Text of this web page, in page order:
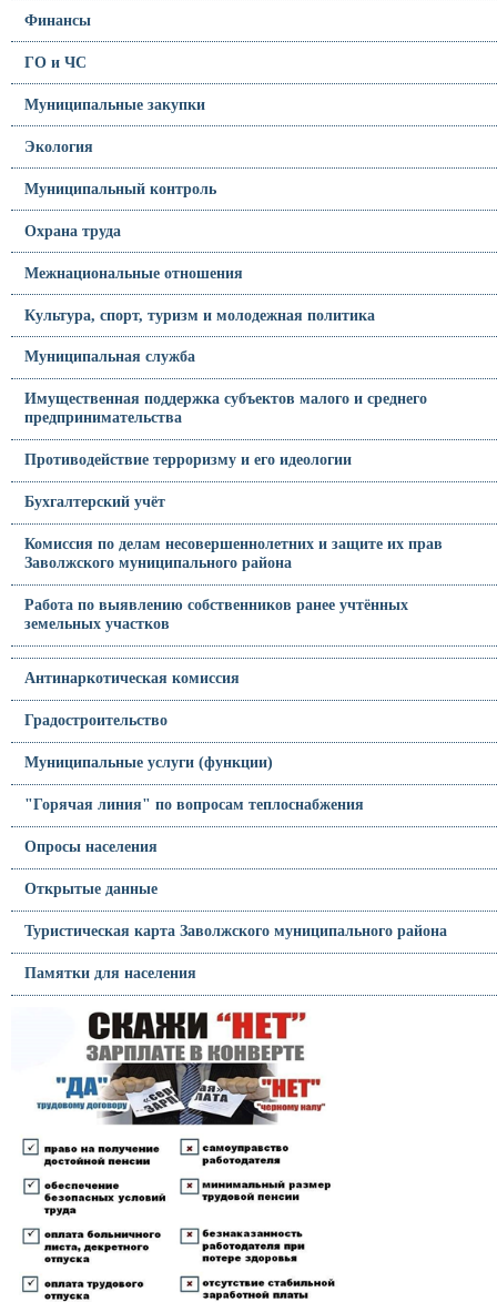
Финансы
ГО и ЧС
Муниципальные закупки
Экология
Муниципальный контроль
Охрана труда
Межнациональные отношения
Культура, спорт, туризм и молодежная политика
Муниципальная служба
Имущественная поддержка субъектов малого и среднего
предпринимательства
Противодействие терроризму и его идеологии
Бухгалтерский учёт
Комиссия по делам несовершеннолетних и защите их прав
Заволжского муниципального района
Работа по выявлению собственников ранее учтённых
земельных участков
Антинаркотическая комиссия
Градостроительство
Муниципальные услуги (функции)
"Горячая линия" по вопросам теплоснабжения
Опросы населения
Открытые данные
Туристическая карта Заволжского муниципального района
Памятки для населения